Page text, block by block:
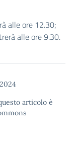
alle ore 12.30;
alle ore 9.30.
articolo è